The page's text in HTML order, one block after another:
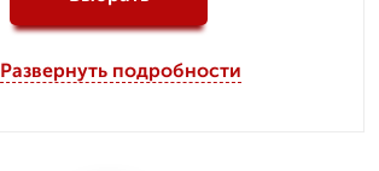
Развернуть подробности